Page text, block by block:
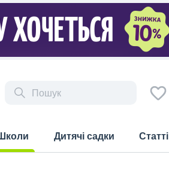
Дитячі садки Статті